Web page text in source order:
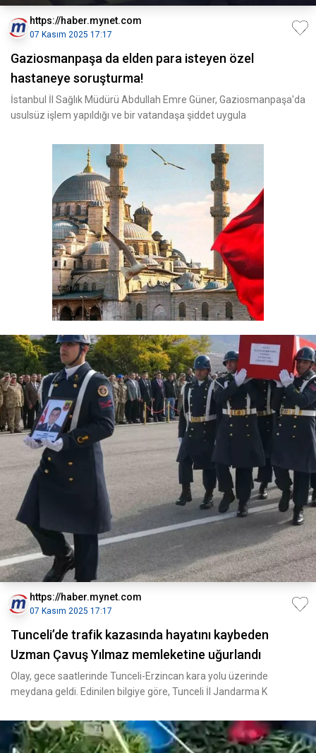
https://haber.mynet.com
07 Kasım 2025 17:17
Gaziosmanpaşa da elden para isteyen özel
hastaneye soruşturma!
İstanbul İl Sağlık Müdürü Abdullah Emre Güner, Gaziosmanpaşa'da
usulsüz işlem yapıldığı ve bir vatandaşa şiddet uygula
https://haber.mynet.com
07 Kasım 2025 17:17
Tunceli’de trafik kazasında hayatını kaybeden
Uzman Çavuş Yılmaz memleketine uğurlandı
Olay, gece saatlerinde Tunceli-Erzincan kara yolu üzerinde
meydana geldi. Edinilen bilgiye göre, Tunceli İl Jandarma K